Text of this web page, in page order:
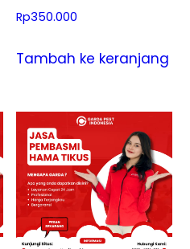
Rp350.000
Tambah ke keranjang